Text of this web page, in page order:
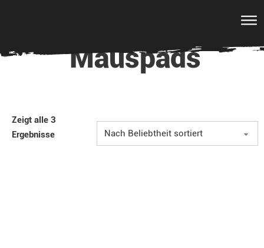
Mauspads
Zeigt alle 3
Ergebnisse